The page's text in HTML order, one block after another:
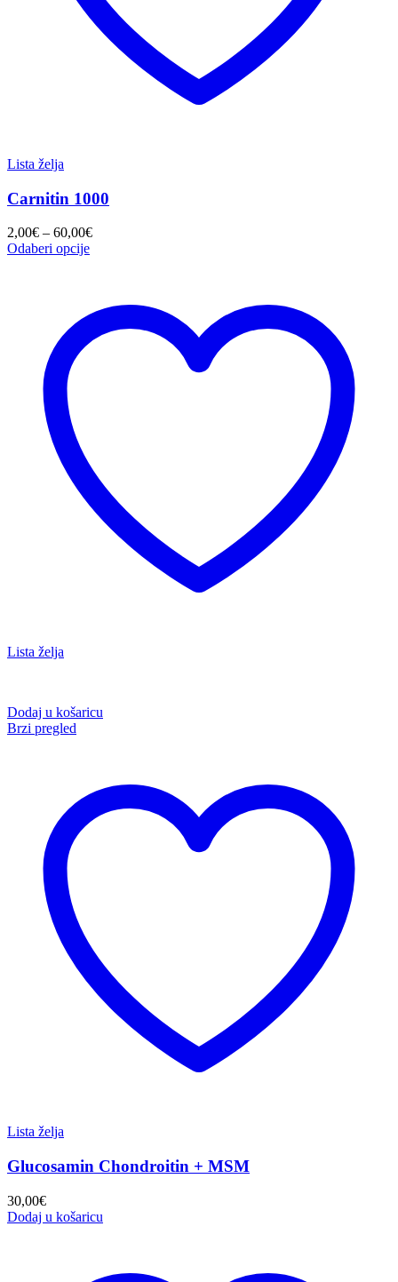
Lista želja
Carnitin 1000
2,00€ – 60,00€Raspon
60,00€
Odaberi opcije
Lista želja
Dodaj u košaricu
Brzi pregled
Lista želja
Glucosamin Chondroitin + MSM
30,00€
Dodaj u košaricu